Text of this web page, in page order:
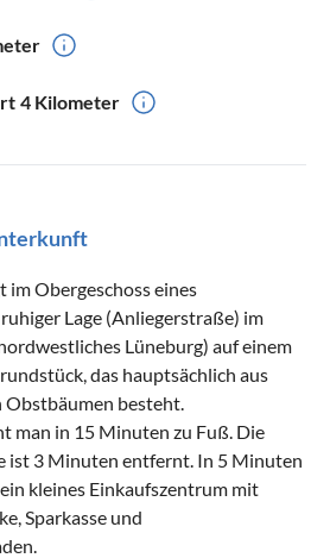
4 Kilometer
Obergeschoss eines
Lage (Anliegerstraße) im
Lüneburg) auf einem
das hauptsächlich aus
Obstbäumen besteht.
man in 15 Minuten zu Fuß. Die
ist 3 Minuten entfernt. In 5 Minuten
kleines Einkaufszentrum mit
Sparkasse und